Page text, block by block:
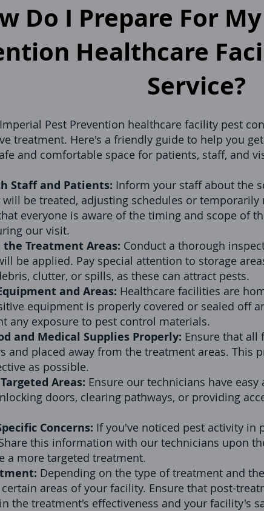
Do I Prepare For
Healthcare
Service?
Pest Prevention healthcare facility pest
treatment. Here's a friendly guide to help you
and comfortable space for patients, staff, and
Staff and Patients: Inform your staff about the
be treated, adjusting schedules or
everyone is aware of the timing and scope of
our visit.
the Treatment Areas: Conduct a thorough
be applied. Pay special attention to storage
clutter, or spills, as these can attract pests.
and Areas: Healthcare facilities are
equipment is properly covered or sealed off
any exposure to pest control materials.
and Medical Supplies Properly: Ensure that all
and placed away from the treatment areas. This
as possible.
Areas: Ensure our technicians have
doors, clearing pathways, or providing
Concerns: If you've noticed pest activity in
this information with our technicians upon
a more targeted treatment.
Depending on the type of treatment and
areas of your facility. Ensure that post-
the treatment's effectiveness and your facility's